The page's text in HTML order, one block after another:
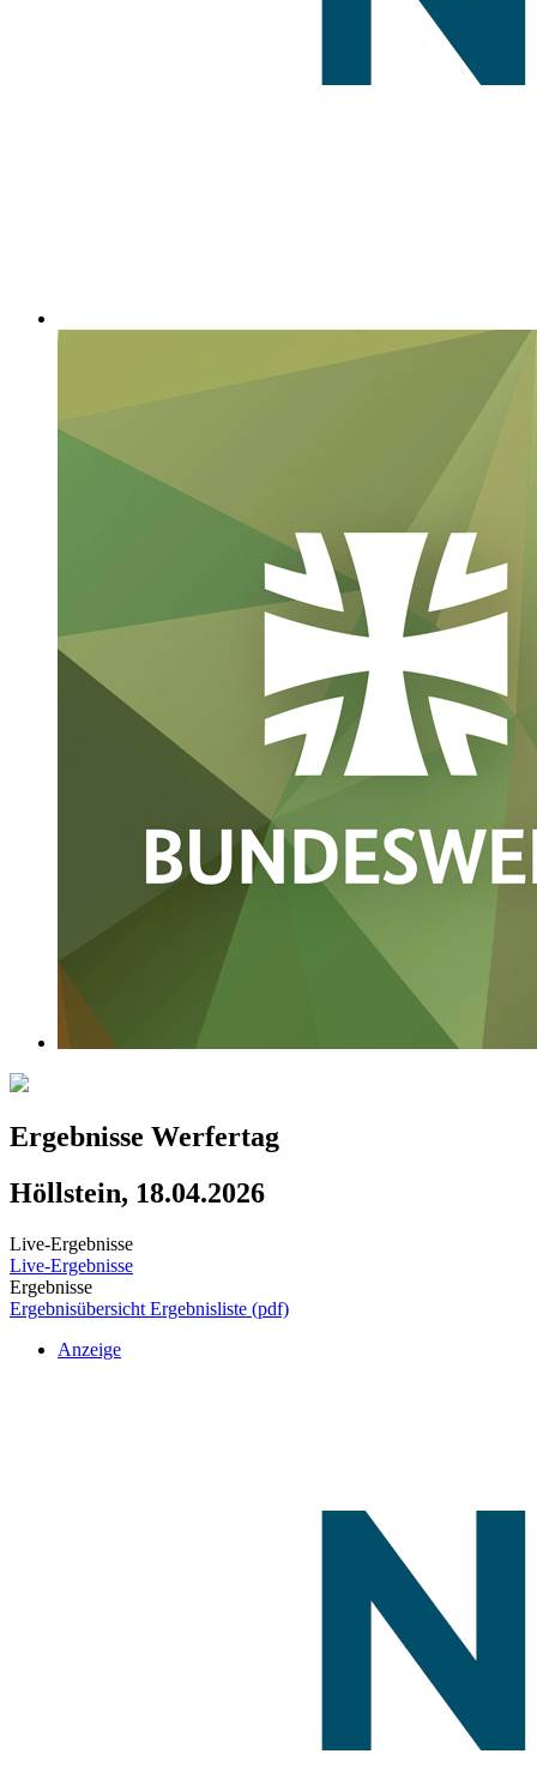
Ergebnisse Werfertag
Höllstein, 18.04.2026
Live-Ergebnisse
Live-Ergebnisse
Ergebnisse
Ergebnisübersicht Ergebnisliste (pdf)
Anzeige